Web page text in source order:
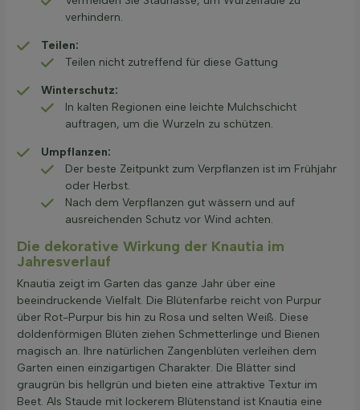
verhindern.
Teilen:
Teilen nicht zutreffend für diese Gattung
Winterschutz:
In kalten Regionen eine leichte Mulchschicht
auftragen, um die Wurzeln zu schützen.
Umpflanzen:
Der beste Zeitpunkt zum Verpflanzen ist im Frühjahr
oder Herbst.
Nach dem Verpflanzen gut wässern und auf
ausreichenden Schutz vor Wind achten.
Die dekorative Wirkung der Knautia im
Jahresverlauf
Knautia zeigt im Garten das ganze Jahr über eine
beeindruckende Vielfalt. Die Blütenfarbe reicht von Purpur
über Rot-Purpur bis hin zu Rosa und selten Weiß. Diese
doldenförmigen Blüten ziehen Schmetterlinge und Bienen
magisch an. Ihre natürlichen Zangenblüten verleihen dem
Garten einen einzigartigen Charakter. Die Blätter sind
graugrün bis hellgrün und bieten eine attraktive Textur im
Beet. Als Staude mit lockerem Blütenstand ist Knautia eine